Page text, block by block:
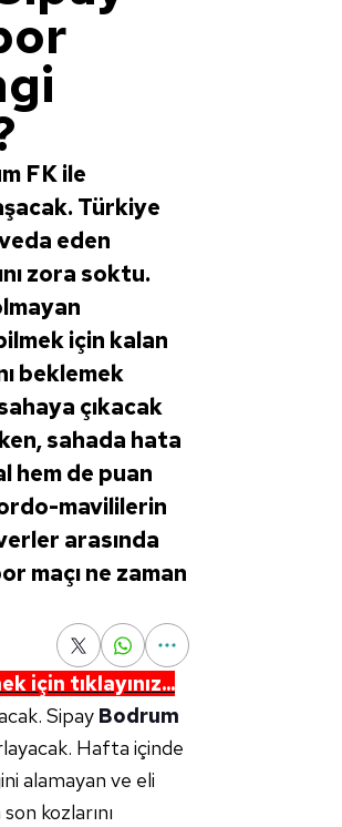
FK ile
Türkiye
eden
zora soktu.
için kalan
beklemek
çıkacak
sahada hata
hem de puan
mavililerin
arasında
maçı ne zaman
için tıklayınız...
Sipay Bodrum
Hafta içinde
alamayan ve eli
kozlarını